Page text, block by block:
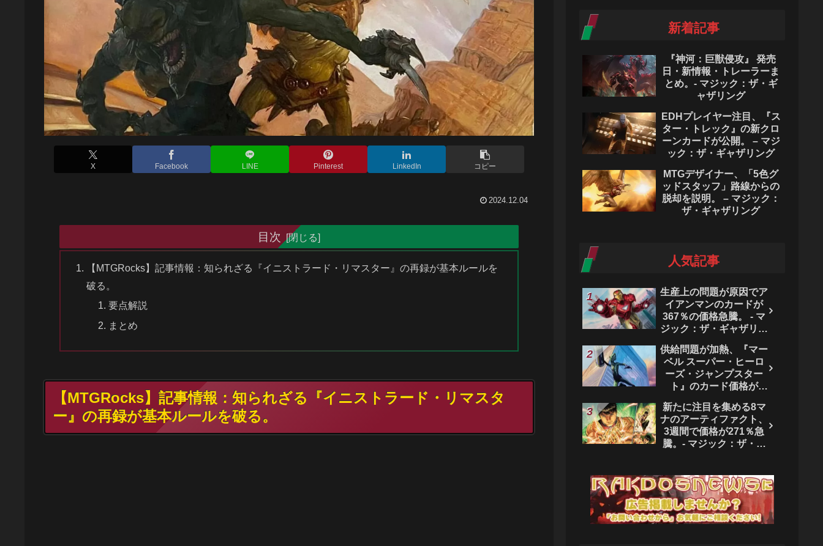
X Facebook LINE Pinterest LinkedIn コピー
2024.12.04
目次
【MTGRocks】記事情報：知られざる『イニストラード・リマスター』の再録が基本ルールを
破る。
要点解説
まとめ
【MTGRocks】記事情報：知られざる『イニストラード・リマスタ
ー』の再録が基本ルールを破る。
新着記事
『神河：巨獣侵攻』 発売
日・新情報・トレーラーま
とめ。- マジック：ザ・ギ
ャザリング
EDHプレイヤー注目、『ス
ター・トレック』の新クロ
ーンカードが公開。 – マジ
ック：ザ・ギャザリング
MTGデザイナー、「5色グ
ッドスタッフ」路線からの
脱却を説明。 – マジック：
ザ・ギャザリング
人気記事
生産上の問題が原因でア
イアンマンのカードが
367％の価格急騰。 - マ
ジック：ザ・ギャザリン
供給問題が加熱、『マー
ベル スーパー・ヒーロ
ーズ・ジャンプスター
ト』のカード価格が
ク：ザ・ギャザリング
新たに注目を集める8マ
ナのアーティファクト、
3週間で価格が271％急
騰。- マジック：ザ・ギ